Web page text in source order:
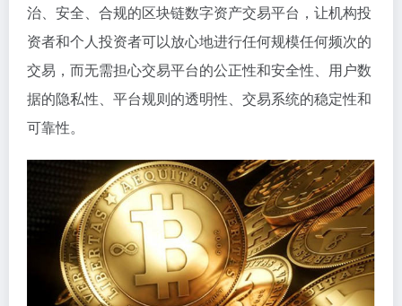
治、安全、合规的区块链数字资产交易平台，让机构投
资者和个人投资者可以放心地进行任何规模任何频次的
交易，而无需担心交易平台的公正性和安全性、用户数
据的隐私性、平台规则的透明性、交易系统的稳定性和
可靠性。